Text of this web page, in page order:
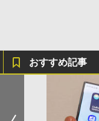
おすすめ記事